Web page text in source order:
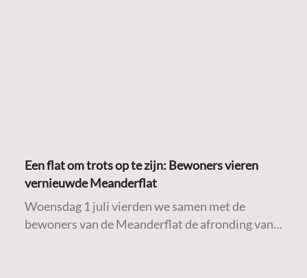
Een flat om trots op te zijn: Bewoners vieren
vernieuwde Meanderflat
Woensdag 1 juli vierden we samen met de
bewoners van de Meanderflat de afronding van